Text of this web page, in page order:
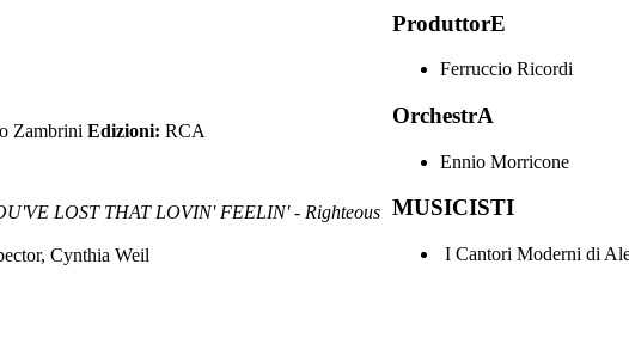
Zambrini Edizioni: RCA
LOST THAT LOVIN' FEELIN' - Righteous
Cynthia Weil
ProduttorE
Ferruccio Ricordi
OrchestrA
Ennio Morricone
MUSICISTI
I Cantori Moderni di